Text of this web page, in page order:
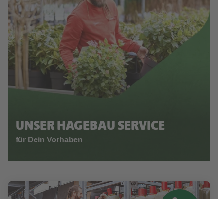
UNSER HAGEBAU SERVICE
für Dein Vorhaben